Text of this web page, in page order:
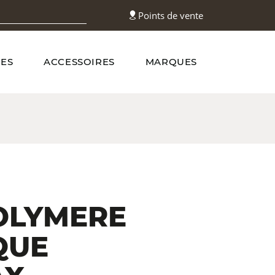
Points de vente
ACCESSOIRES MARQUES